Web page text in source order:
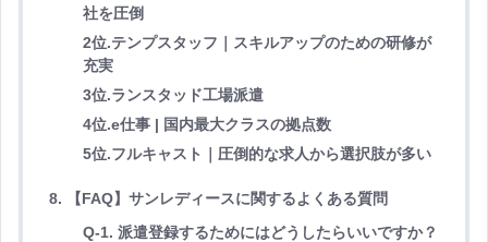
社を圧倒
2位.テンプスタッフ｜スキルアップのための研修が
充実
3位.ランスタッド工場派遣
4位.e仕事 | 国内最大クラスの拠点数
5位.フルキャスト｜圧倒的な求人から選択肢が多い
8. 【FAQ】サンレディースに関するよくある質問
Q-1. 派遣登録するためにはどうしたらいいですか？